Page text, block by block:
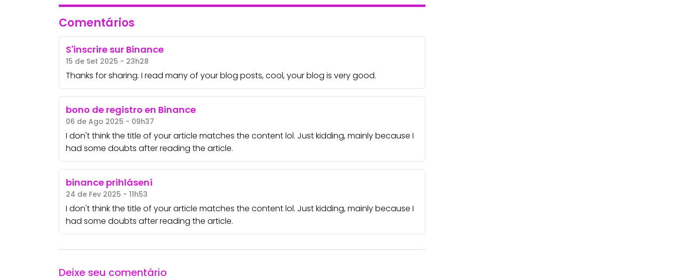
Comentários
S'inscrire sur Binance
15 de Set 2025 - 23h28
Thanks for sharing. I read many of your blog posts, cool, your blog is very good.
bono de registro en Binance
06 de Ago 2025 - 09h37
I don't think the title of your article matches the content lol. Just kidding, mainly because I
had some doubts after reading the article.
binance prihlásení
24 de Fev 2025 - 11h53
I don't think the title of your article matches the content lol. Just kidding, mainly because I
had some doubts after reading the article.
Deixe seu comentário